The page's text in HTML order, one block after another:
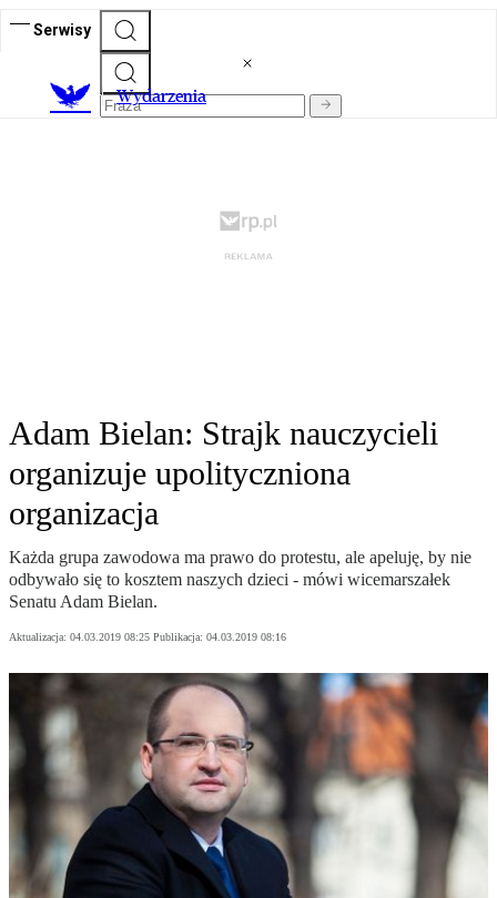
Serwisy
Wydarzenia
Adam Bielan: Strajk nauczycieli
organizuje upolityczniona
organizacja
Każda grupa zawodowa ma prawo do protestu, ale apeluję, by nie
odbywało się to kosztem naszych dzieci - mówi wicemarszałek
Senatu Adam Bielan.
Aktualizacja: 04.03.2019 08:25 Publikacja: 04.03.2019 08:16